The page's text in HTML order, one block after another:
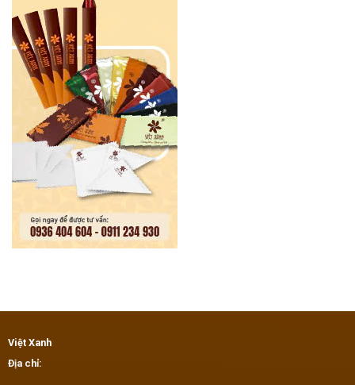
Việt Xanh
Địa chỉ: